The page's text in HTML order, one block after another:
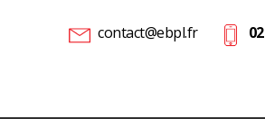
contact@ebpl.fr